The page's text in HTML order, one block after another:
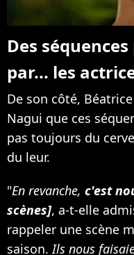
Des
par... les
De son côté,
Nagui que ces
pas toujours du
du leur.
"En revanche, c'est
scènes], a-t-elle
rappeler une scène
saison. Ils nous